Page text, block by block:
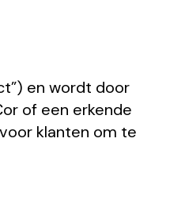
en wordt door
of een erkende
klanten om te